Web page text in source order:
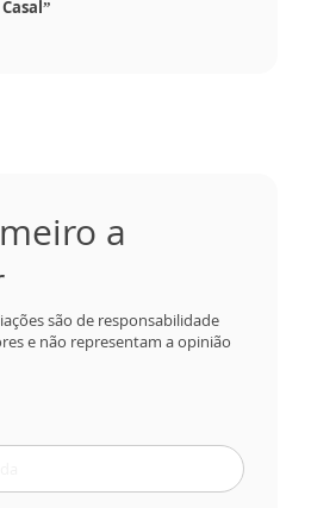
a
são de responsabilidade
e não representam a opinião